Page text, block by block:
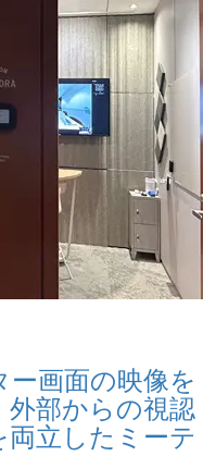
画面の映像を
部からの視認
立したミーテ